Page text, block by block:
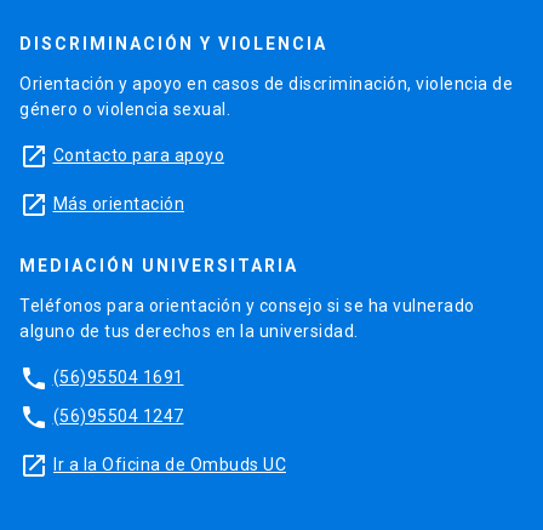
DISCRIMINACIÓN Y VIOLENCIA
Orientación y apoyo en casos de discriminación, violencia de
género o violencia sexual.
launch Contacto para apoyo
launch Más orientación
MEDIACIÓN UNIVERSITARIA
Teléfonos para orientación y consejo si se ha vulnerado
alguno de tus derechos en la universidad.
phone (56)95504 1691
phone (56)95504 1247
launch Ir a la Oficina de Ombuds UC